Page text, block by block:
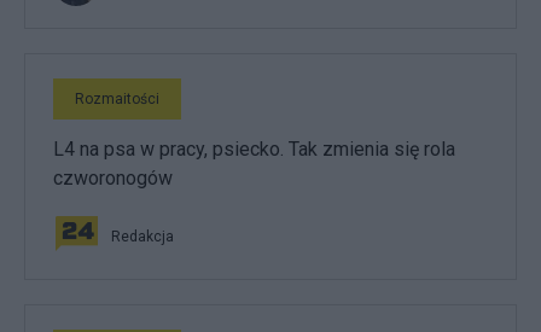
Rozmaitości
L4 na psa w pracy, psiecko. Tak zmienia się rola
czworonogów
Redakcja